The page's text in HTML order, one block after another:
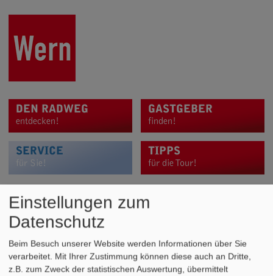
DEN RADWEG
entdecken!
GASTGEBER
finden!
SERVICE
für Sie!
TIPPS
für die Tour!
RADVERLEIH
REPARATURSTATIONEN
E-BIKE-VERLEIH
Einstellungen zum
Datenschutz
Beim Besuch unserer Website werden Informationen über Sie
verarbeitet. Mit Ihrer Zustimmung können diese auch an Dritte,
z.B. zum Zweck der statistischen Auswertung, übermittelt